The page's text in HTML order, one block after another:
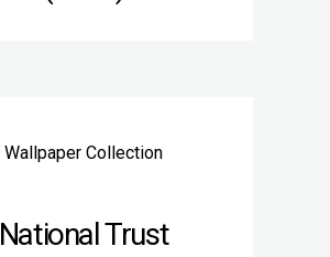
Wallpaper Collection
National Trust